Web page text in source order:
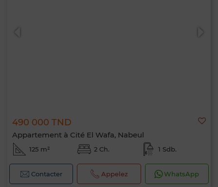
490 000 TND
Appartement à Cité El Wafa, Nabeul
125 m² 2 Ch. 1 Sdb.
Contacter Appelez WhatsApp